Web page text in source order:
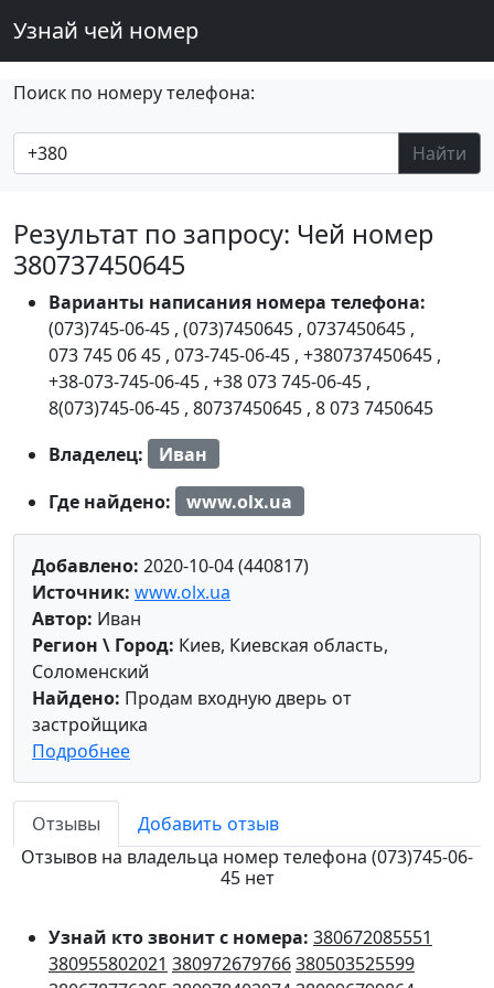
Узнай чей номер
Поиск по номеру телефона:
Найти
Результат по запросу: Чей номер
380737450645
Варианты написания номера телефона:
(073)745-06-45 , (073)7450645 , 0737450645 ,
073 745 06 45 , 073-745-06-45 , +380737450645 ,
+38-073-745-06-45 , +38 073 745-06-45 ,
8(073)745-06-45 , 80737450645 , 8 073 7450645
Владелец:
Иван
Где найдено:
www.olx.ua
Добавлено: 2020-10-04 (440817)
Источник: www.olx.ua
Автор: Иван
Регион \ Город: Киев, Киевская область,
Соломенский
Найдено: Продам входную дверь от
застройщика
Подробнее
Отзывы
Добавить отзыв
Отзывов на владельца номер телефона (073)745-06-
45 нет
Узнай кто звонит с номера: 380672085551
380955802021 380972679766380503525599